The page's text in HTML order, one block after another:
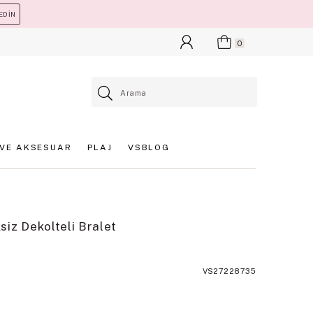
0
AKSESUAR PLAJ VSBLOG
Dekolteli Bralet
VS27228735